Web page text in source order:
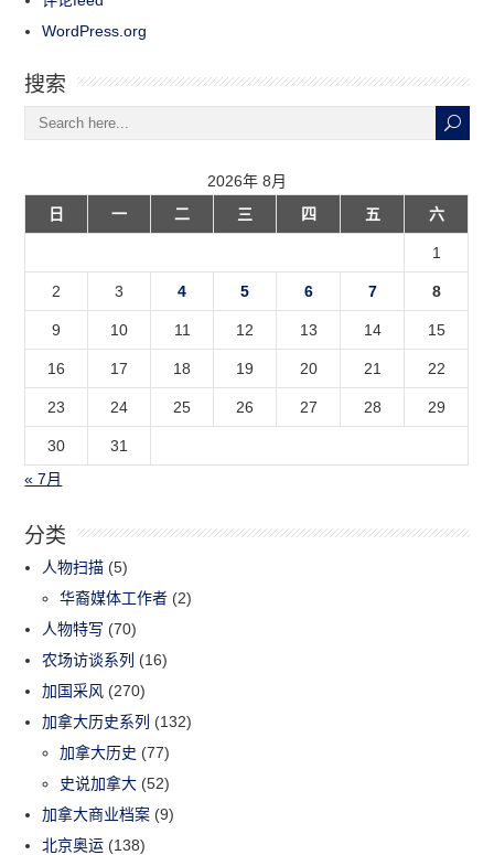
WordPress.org
搜索
2026年 8月
日
一 二 三 四 五 六
1
2 3 4 5 6 7 8
9 10 11 12 13 14 15
16 17 18 19 20 21 22
23 24 25 26 27 28 29
30
31
« 7月
分类
人物扫描 (5)
华裔媒体工作者 (2)
人物特写 (70)
农场访谈系列 (16)
加国采风 (270)
加拿大历史系列 (132)
加拿大历史 (77)
史说加拿大 (52)
加拿大商业档案 (9)
北京奥运 (138)